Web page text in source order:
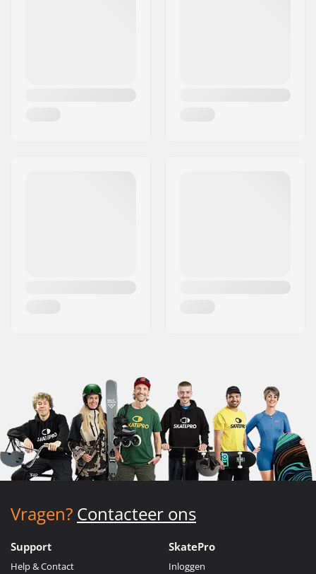
Vragen? Contacteer ons
Support
Help & Contact
SkatePro
Inloggen